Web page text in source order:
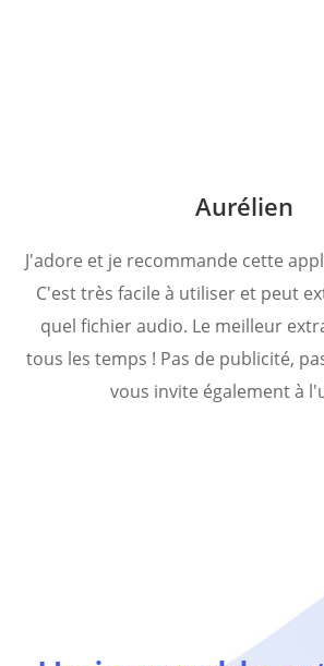
Aurélien
J'adore et je recommande cette
C'est très facile à utiliser et peut
quel fichier audio. Le meilleur
tous les temps ! Pas de publicité,
vous invite également à